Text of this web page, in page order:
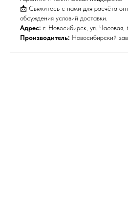
📩 Свяжитесь с нами для расчёта
обсуждения условий доставки.
Адрес: г. Новосибирск, ул. Часовая,
Производитель: Новосибирский